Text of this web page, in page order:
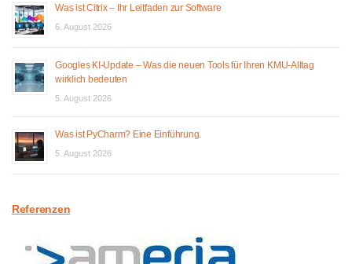
Was ist Citrix – Ihr Leitfaden zur Software
6. August 2026
Googles KI-Update – Was die neuen Tools für Ihren KMU-Alltag
wirklich bedeuten
5. August 2026
Was ist PyCharm? Eine Einführung.
5. August 2026
Referenzen